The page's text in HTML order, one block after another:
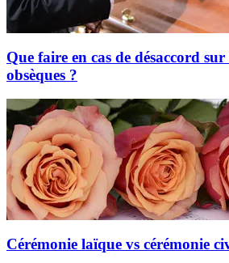
Que faire en cas de désaccord
obsèques ?
Cérémonie laïque vs cérémonie